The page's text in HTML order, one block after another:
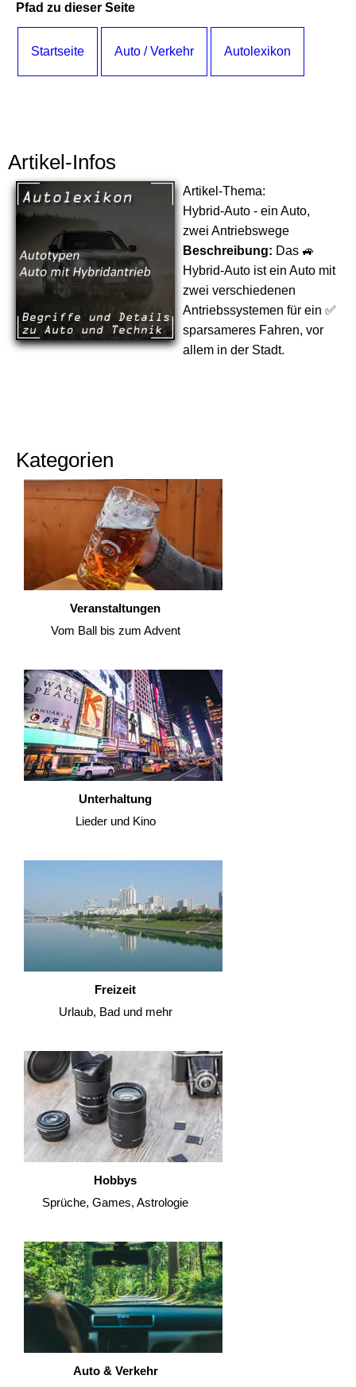
Pfad zu dieser Seite
Startseite Auto / Verkehr Autolexikon
Artikel-Infos
Artikel-Thema:
Hybrid-Auto - ein Auto,
zwei Antriebswege
Beschreibung: Das 🚙
Hybrid-Auto ist ein Auto mit
zwei verschiedenen
Antriebssystemen für ein ✅
sparsameres Fahren, vor
allem in der Stadt.
Kategorien
Veranstaltungen
Vom Ball bis zum Advent
Unterhaltung
Lieder und Kino
Freizeit
Urlaub, Bad und mehr
Hobbys
Sprüche, Games, Astrologie
Auto & Verkehr